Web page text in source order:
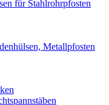
für Stahlrohrpfosten
Metallpfosten